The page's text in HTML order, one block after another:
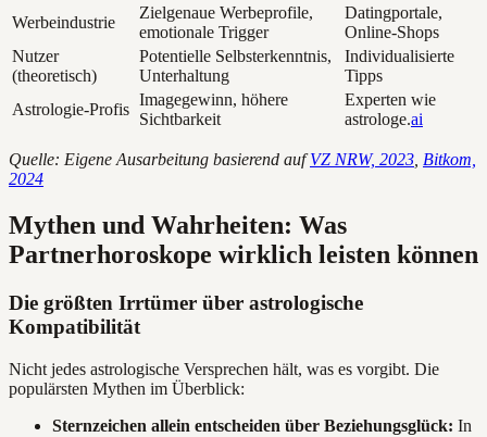
Werbeindustrie
Zielgenaue Werbeprofile,
emotionale Trigger
Datingportale,
Online-Shops
Nutzer
(theoretisch)
Potentielle Selbsterkenntnis,
Unterhaltung
Individualisierte
Tipps
Astrologie-Profis
Imagegewinn, höhere
Sichtbarkeit
Experten wie
astrologe.ai
Quelle: Eigene Ausarbeitung basierend aufVZ NRW, 2023 Bitkom,
2024
Mythen und Wahrheiten: Was
Partnerhoroskope wirklich leisten können
Die größten Irrtümer über astrologische
Kompatibilität
Nicht jedes astrologische Versprechen hält, was es vorgibt. Die
populärsten Mythen im Überblick:
Sternzeichen allein entscheiden über Beziehungsglück: In